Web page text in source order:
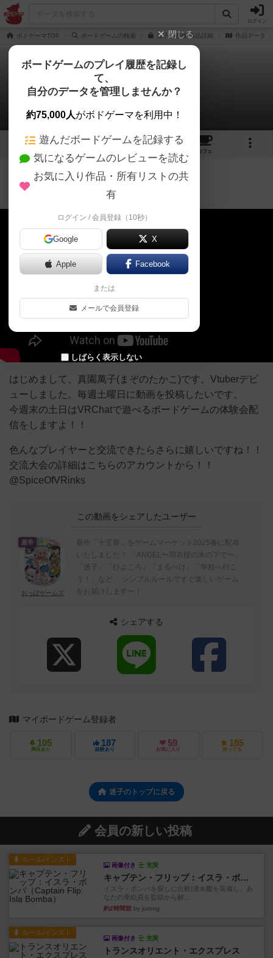
ログイン
ボドゲーマTOP ボードゲームの検索 迷子の通販/商品詳細 作品データ
迷子
7/4 迷子VR 体験会配信
4 53 5
カフェ
作品紹介 プレイ/実況 約1ヶ月前
7/4 迷子VR 体験会配信
はじめまして、真園萬子(まぞのたかこ)です。Vtuberデビ
ューしました。毎週土曜日に動画を投稿したいです。
今週末の土日はVRChatで遊べるボードゲームの体験会配
信をしますよ！！
色んなプレイヤーと交流できたらさらに嬉しいですね！！
交流大会の詳細はこちらのアカウントから！！
@SpiceOfVRinks
この動画をシェアしたユーザー
皇帝
おっぽゲームズ
新作「十五賽」をゲームマーケット2025春に配布
いたしました！ 「ANGEL〜羽衣桜の木の下で〜」
「迷子」「ひよころ」「まるぺけ」「学校へ行こ
う！」など、 シンプルルールですぐ楽しいゲーム
をお届けしますー！
シェアする
マイボードゲーム登録者
105
興味あり
187
経験あり
59
お気に入り
185
持ってる
迷子のトップに戻る
会員の新しい投稿
ルール/インスト
画像付き 充実
キャプテン・フリップ：イスラ・ボンバ
イスラ・ボンバを探しに出航!潜水艦を装備し、あ
なたの乗組員を監獄から解...
約2時間前 by jurong
ルール/インスト
画像付き 充実
トランスオリエント・エクスプレス
閉じる
ボードゲームのプレイ履歴を記録し
て、
自分のデータを管理しませんか？
約75,000人がボドゲーマを利用中！
遊んだボードゲームを記録する
気になるゲームのレビューを読む
お気に入り作品・所有リストの共
有
ログイン / 会員登録（10秒）
Google X
Apple Facebook
または
メールで会員登録
しばらく表示しない